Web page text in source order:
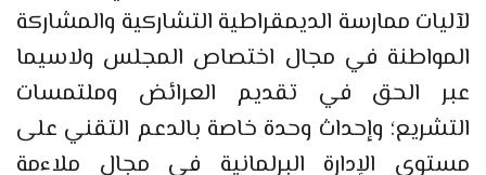
لآليات ممارسة الديمقراطية التشاركية والمشاركة
المواطنة في مجال اختصاص المجلس ولاسيما
عبر الحق في تقديم العرائض وملتمسات
التشريع؛ وإحداث وحدة خاصة بالدعم التقني على
مستوى الإدارة البرلمانية في مجال ملاءمة